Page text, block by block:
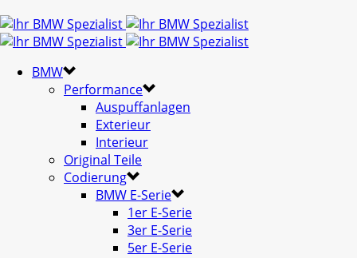
BMW
Performance
Auspuffanlagen
Exterieur
Interieur
Original Teile
Codierung
BMW E-Serie
1er E-Serie
3er E-Serie
5er E-Serie